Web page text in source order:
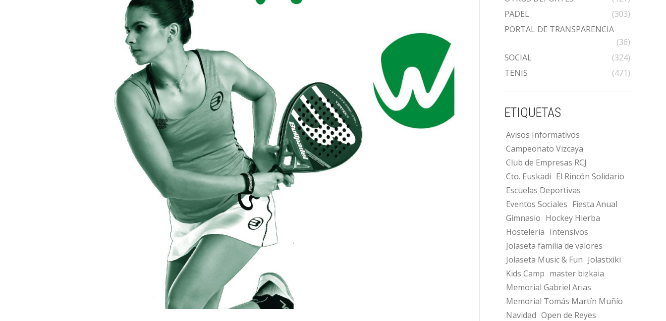
PADEL
(303)
PORTAL DE TRANSPARENCIA
(36)
SOCIAL
(324)
TENIS
(471)
ETIQUETAS
Avisos Informativos
Campeonato Vizcaya
Club de Empresas RCJ
Cto. Euskadi El Rincón Solidario
Escuelas Deportivas
Eventos Sociales Fiesta Anual
Gimnasio Hockey Hierba
Hostelería Intensivos
Jolaseta familia de valores
Jolaseta Music & Fun Jolastxiki
Kids Camp master bizkaia
Memorial Gabriel Arias
Memorial Tomás Martín Muñío
Navidad Open de Reyes